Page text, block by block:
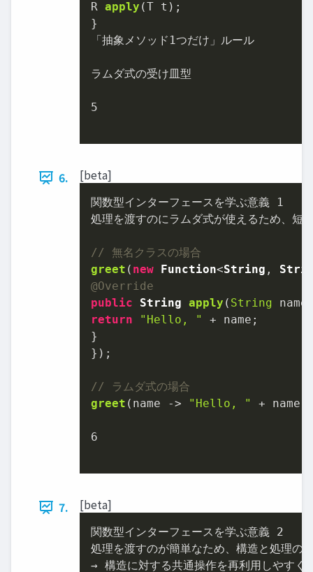
R apply (T t);
}
「抽象メソッド 1つだけ」ルール
ラムダ式の受け皿型
5
6. [beta]
関数型インターフェースを学ぶ意義
1
処理を渡すのにラムダ式が使えるため、短
// 無名クラスの場合
greet ( new Function<String ,
@Override
public
String apply ( String name
return
"Hello, "
+ name;
}
});
// ラムダ式の場合
greet (name -> "Hello, " +
6
7. [beta]
関数型インターフェースを学ぶ意義 2
処理を渡すのが簡単なため、
→